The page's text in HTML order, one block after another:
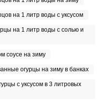
на 1 литр воды с уксусом
на 1 литр воды с солью и
соусе на зиму
огурцы на зиму в банках
с уксусом в 3 литровых